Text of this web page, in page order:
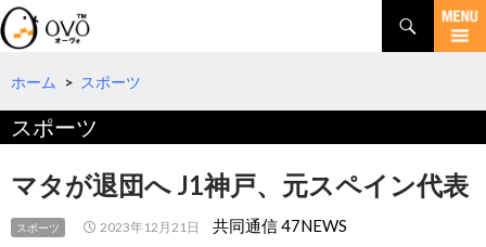
検
索
コ
テ
へ
ホーム > スポーツ
スポーツ
マタが退団へ J1神戸、元スペイン代表
スポーツ 2023年12月21日 共同通信 47NEWS